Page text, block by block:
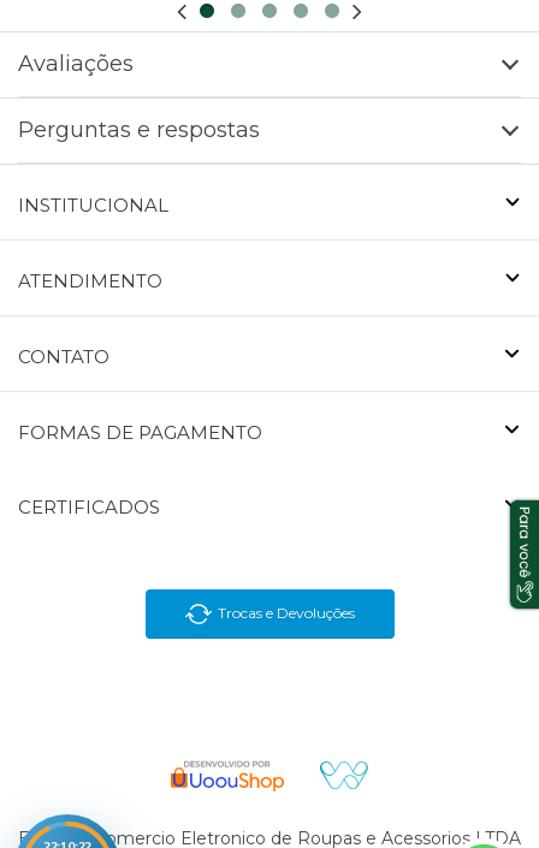
Avaliações
Perguntas e respostas
INSTITUCIONAL
ATENDIMENTO
CONTATO
FORMAS DE PAGAMENTO
CERTIFICADOS
Trocas e Devoluções
En Brasil Comercio Eletronico de Roupas e Acessorios LTDA